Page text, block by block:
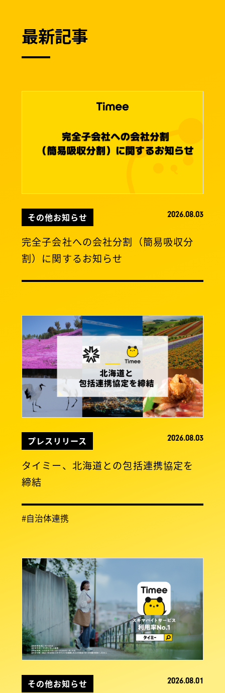
最新記事
その他お知らせ 2026.08.03
完全子会社への会社分割（簡易吸収分
割）に関するお知らせ
プレスリリース 2026.08.03
タイミー、北海道との包括連携協定を
締結
#自治体連携
その他お知らせ 2026.08.01